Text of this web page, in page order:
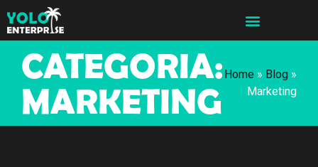
CATEGORIA:
MARKETING
Home » Blog »
Marketing